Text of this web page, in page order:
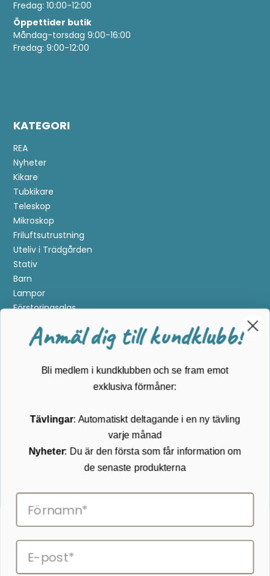
Fredag: 10:00-12:00
Öppettider butik
Måndag-torsdag 9:00-16:00
Fredag: 9:00-12:00
KATEGORI
REA
Nyheter
Kikare
Tubkikare
Teleskop
Mikroskop
Friluftsutrustning
Uteliv i Trädgården
Stativ
Barn
Lampor
Förstoringsglas
Guider
Köpvillkor
Cookies
Prenumerera på vårt nyhetsbrev
Följ oss på Facebook
Anmäl dig till kundklubb!
Bli medlem i kundklubben och se fram emot
exklusiva förmåner:
Tävlingar: Automatiskt deltagande i en ny tävling
varje månad
Nyheter: Du är den första som får information om
de senaste produkterna